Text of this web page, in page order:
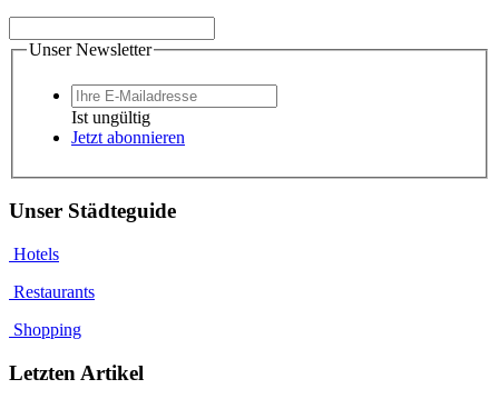
Unser Newsletter
Ist ungültig
Jetzt abonnieren
Unser Städteguide
Hotels
Restaurants
Shopping
Letzten Artikel